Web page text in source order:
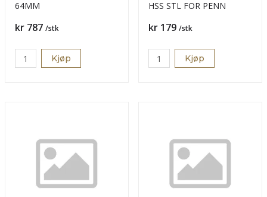
64MM
Pris
kr 787 /stk
Kjøp
HSS STL FOR PENN
Pris
kr 179 /stk
Kjøp